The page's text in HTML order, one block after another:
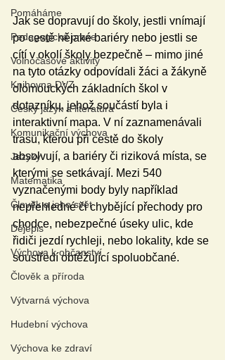
Pomáháme
Pedagogická praxe
Volnočasové aktivity
Knihovna DVZ
Český jazyk a literatura
Komunikační výchova
Jazyky
Matematika
Člověk a jeho svět
Dějepis
Výchova k občanství
Člověk a příroda
Výtvarná výchova
Hudební výchova
Výchova ke zdraví
Jak se dopravují do školy, jestli vnímají
po cestě nějaké bariéry nebo jestli se
cítí v okolí školy bezpečně – mimo jiné
na tyto otázky odpovídali žáci a žákyně
olomouckých základních škol v
dotazníku, jehož součástí byla i
interaktivní mapa. V ní zaznamenávali
trasu, kterou při cestě do školy
absolvují, a bariéry či riziková místa, se
kterými se setkávají. Mezi 540
vyznačenými body byly například
nepřehledné či chybějící přechody pro
chodce, nebezpečné úseky ulic, kde
řidiči jezdí rychleji, nebo lokality, kde se
soustředí obtěžující spoluobčané.